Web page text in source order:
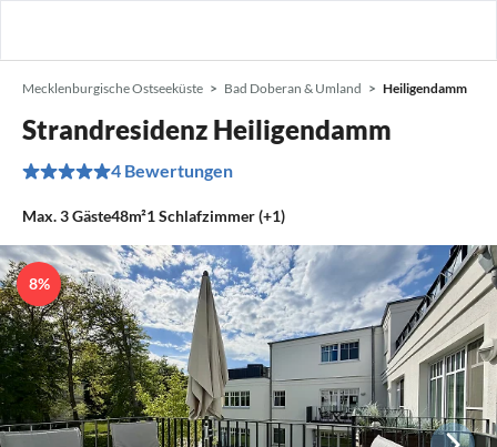
Mecklenburgische Ostseeküste Bad Doberan & Umland Heiligendamm
Strandresidenz Heiligendamm
4 Bewertungen
Max.3Gäste48m²1Schlafzimmer (+1)
8%